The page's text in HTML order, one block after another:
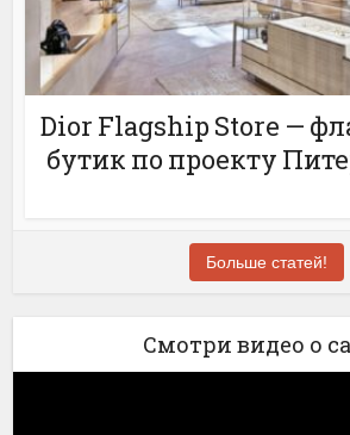
Dior Flagship Store —
бутик по проекту
Больше статей!
Смотри видео о